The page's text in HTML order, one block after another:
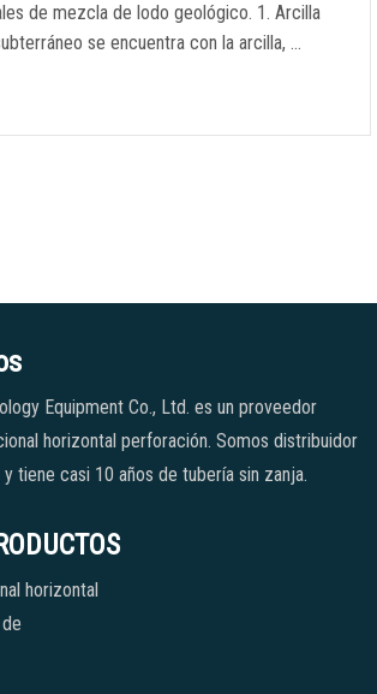
de mezcla de lodo geológico. 1. Arcilla
se encuentra con la arcilla, …
Equipment Co., Ltd. es un proveedor
horizontal perforación. Somos distribuidor
tiene casi 10 años de tubería sin zanja.
horizontal